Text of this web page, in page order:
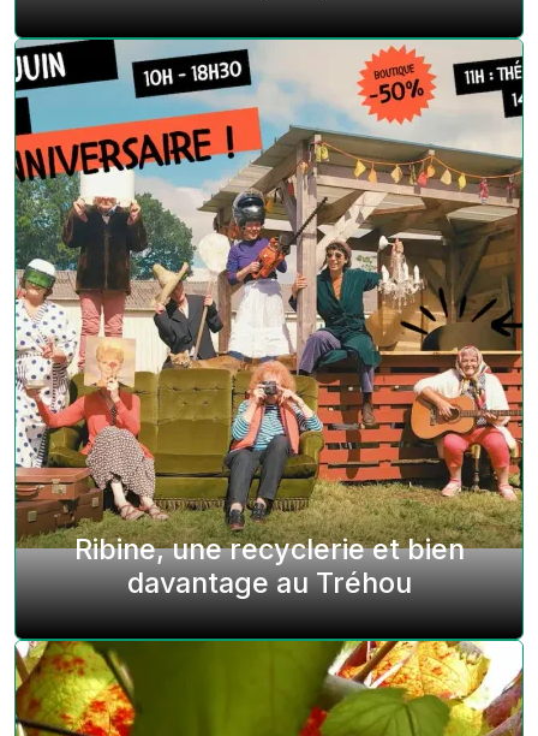
Ribine, une recyclerie et bien
davantage au Tréhou